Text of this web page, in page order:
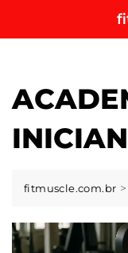
content
fitmuscle.com.br >